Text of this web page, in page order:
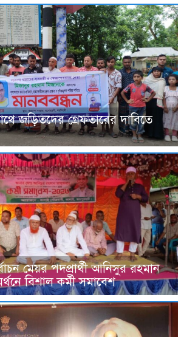
জড়িতদের গ্রেফতারের দাবিতে
মেয়র পদপ্রার্থী আনিসুর রহমান
বিশাল কর্মী সমাবেশ